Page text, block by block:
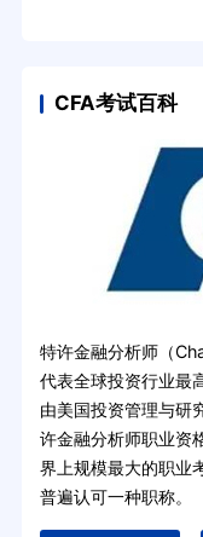
CFA考试百科
特许金融分析师（
代表全球投资行业最
由美国投资管理与研
许金融分析师职业资
界上规模最大的职业
普遍认可一种职称。